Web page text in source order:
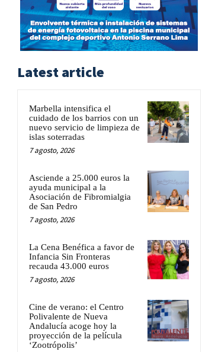
Latest article
Marbella intensifica el
cuidado de los barrios con un
nuevo servicio de limpieza de
islas soterradas
7 agosto, 2026
Asciende a 25.000 euros la
ayuda municipal a la
Asociación de Fibromialgia
de San Pedro
7 agosto, 2026
La Cena Benéfica a favor de
Infancia Sin Fronteras
recauda 43.000 euros
7 agosto, 2026
Cine de verano: el Centro
Polivalente de Nueva
Andalucía acoge hoy la
proyección de la película
‘Zootrópolis’